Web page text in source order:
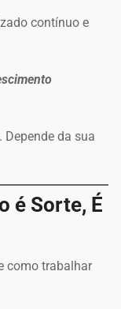
contínuo e
da sua
é Sorte, É
como trabalhar